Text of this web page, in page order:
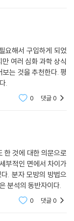
요해서 구입하게 되었
여러 심화 과학 상식
는 것을 추천한다. 평
.
0 댓글0
한 것에 대한 의문으로
부적인 면에서 차이가
. 분자 모방의 방법으
분석의 동반자이다.
0 댓글0